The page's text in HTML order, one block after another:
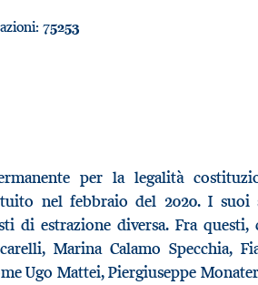
75253
per la legalità
nel febbraio del 2020. I suoi
di estrazione diversa. Fra
Marina Calamo Specchia,
Ugo Mattei, Piergiuseppe